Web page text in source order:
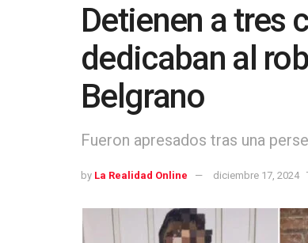
Detienen a tres
dedicaban al
Belgrano
Fueron apresados tras una
by La Realidad Online diciembre 17, 2024